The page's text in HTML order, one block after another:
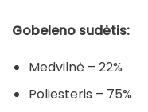
Gobeleno sudėtis:
Medvilnė – 22%
Poliesteris – 75%